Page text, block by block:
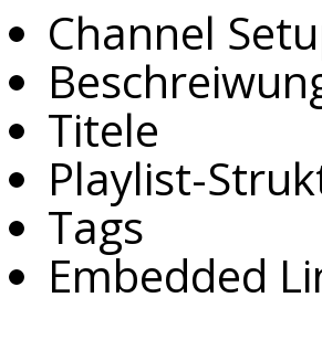
Channel
Titele
Playlist-
Tags
Embedded